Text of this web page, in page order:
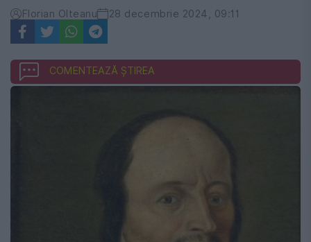
Florian Olteanu 28 decembrie 2024, 09:11
COMENTEAZĂ ȘTIREA